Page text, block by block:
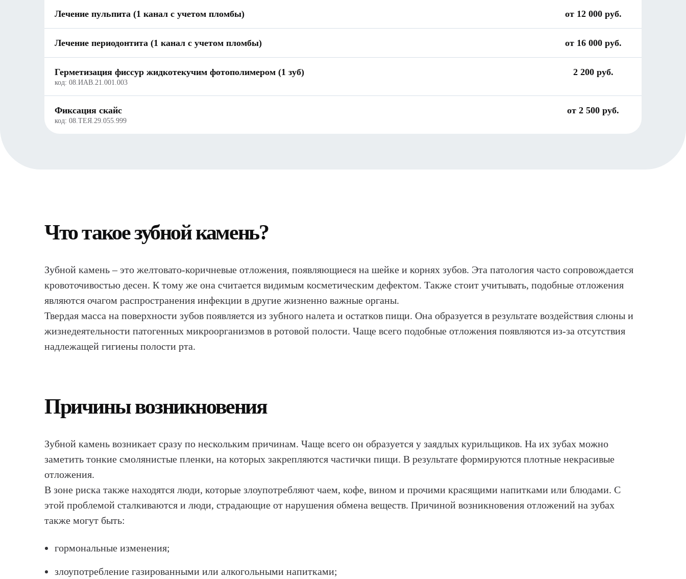
Лечение пульпита (1 канал с учетом пломбы) от 12 000 руб.
Лечение периодонтита (1 канал с учетом пломбы) от 16 000 руб.
Герметизация фиссур жидкотекучим фотополимером (1 зуб)
код: 08.ИАВ.21.001.003
2 200 руб.
Фиксация скайс
код: 08.ТЕЯ.29.055.999
от 2 500 руб.
Что такое зубной камень?
Зубной камень – это желтовато-коричневые отложения, появляющиеся на шейке и корнях зубов. Эта патология часто сопровождается
кровоточивостью десен. К тому же она считается видимым косметическим дефектом. Также стоит учитывать, подобные отложения
являются очагом распространения инфекции в другие жизненно важные органы.
Твердая масса на поверхности зубов появляется из зубного налета и остатков пищи. Она образуется в результате воздействия слюны и
жизнедеятельности патогенных микроорганизмов в ротовой полости. Чаще всего подобные отложения появляются из-за отсутствия
надлежащей гигиены полости рта.
Причины возникновения
Зубной камень возникает сразу по нескольким причинам. Чаще всего он образуется у заядлых курильщиков. На их зубах можно
заметить тонкие смолянистые пленки, на которых закрепляются частички пищи. В результате формируются плотные некрасивые
отложения.
В зоне риска также находятся люди, которые злоупотребляют чаем, кофе, вином и прочими красящими напитками или блюдами. С
этой проблемой сталкиваются и люди, страдающие от нарушения обмена веществ. Причиной возникновения отложений на зубах
также могут быть:
гормональные изменения;
злоупотребление газированными или алкогольными напитками;